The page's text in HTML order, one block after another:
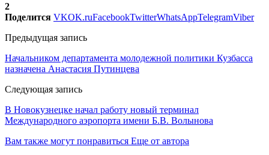
2
Поделится VKOK.ruFacebookTwitterWhatsAppTelegramViber
Предыдущая запись
Начальником департамента молодежной политики Кузбасса
назначена Анастасия Путинцева
Следующая запись
В Новокузнецке начал работу новый терминал
Международного аэропорта имени Б.В. Волынова
Вам также могут понравиться Еще от автора